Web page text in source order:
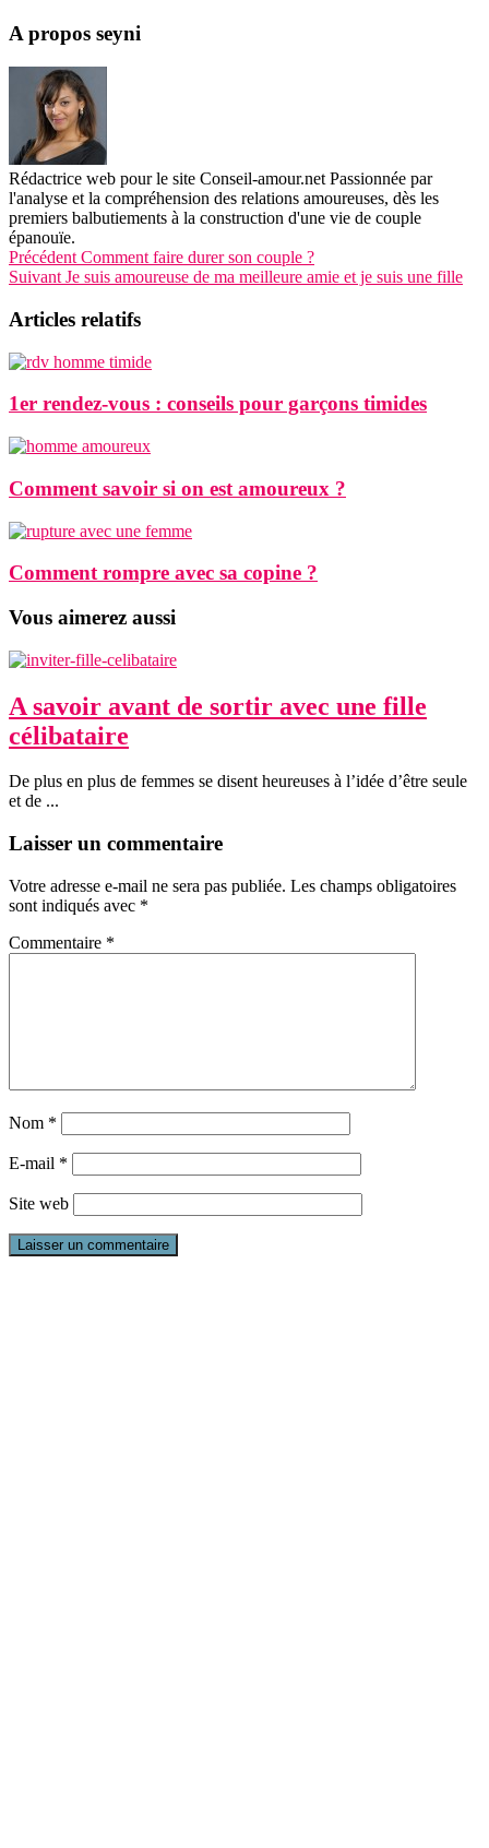
A propos seyni
Rédactrice web pour le site Conseil-amour.net Passionnée par
l'analyse et la compréhension des relations amoureuses, dès les
premiers balbutiements à la construction d'une vie de couple
épanouïe.
Précédent Comment faire durer son couple ?
Suivant Je suis amoureuse de ma meilleure amie et je suis une fille
Articles relatifs
1er rendez-vous : conseils pour garçons timides
Comment savoir si on est amoureux ?
Comment rompre avec sa copine ?
Vous aimerez aussi
A savoir avant de sortir avec une fille
célibataire
De plus en plus de femmes se disent heureuses à l’idée d’être seule
et de ...
Laisser un commentaire
Votre adresse e-mail ne sera pas publiée. Les champs obligatoires
sont indiqués avec *
Commentaire *
Nom *
E-mail *
Site web